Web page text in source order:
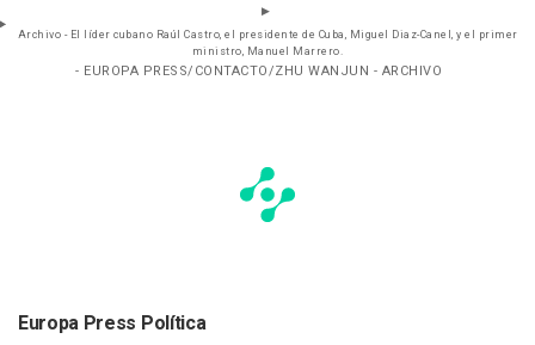
Archivo - El líder cubano Raúl Castro, el presidente de Cuba, Miguel Diaz-Canel, y el primer
ministro, Manuel Marrero.
- EUROPA PRESS/CONTACTO/ZHU WANJUN - ARCHIVO
Europa Press Política